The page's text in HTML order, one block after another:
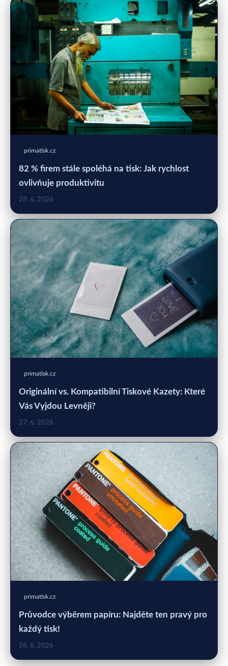
primatisk.cz
82 % firem stále spoléhá na tisk: Jak rychlost
ovlivňuje produktivitu
28. 6. 2026
primatisk.cz
Originální vs. Kompatibilní Tiskové Kazety: Které
Vás Vyjdou Levněji?
27. 6. 2026
primatisk.cz
Průvodce výběrem papíru: Najděte ten pravý pro
každý tisk!
26. 6. 2026